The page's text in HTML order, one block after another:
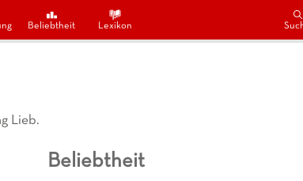
Beliebtheit Lexikon
Lieb.
Beliebtheit